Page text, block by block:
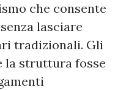
che consente
lasciare
tradizionali. Gli
la struttura fosse